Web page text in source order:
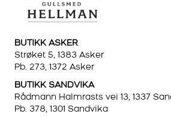
BUTIKK ASKER
Strøket 5, 1383 Asker
Pb. 273, 1372 Asker
BUTIKK SANDVIKA
Rådmann Halmrasts vei 13, 1337
Pb. 378, 1301 Sandvika